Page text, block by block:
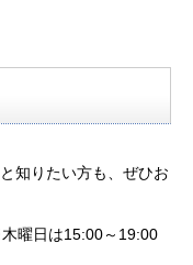
知りたい方も、ぜひお
曜日は15:00～19:00